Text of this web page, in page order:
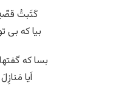
کَتَبتُ
بیا که بی
بسا که
اَیا